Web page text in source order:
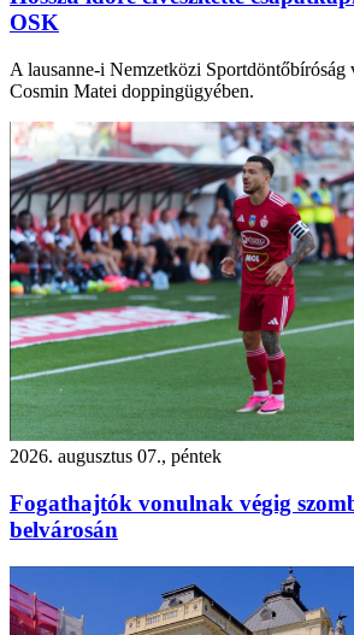
OSK
A lausanne-i Nemzetközi Sportdöntőbíróság
Cosmin Matei doppingügyében.
2026. augusztus 07., péntek
Fogathajtók vonulnak végig
belvárosán